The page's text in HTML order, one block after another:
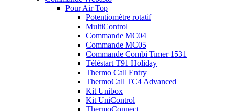
Pour Air Top
Potentiomètre rotatif
MultiControl
Commande MC04
Commande MC05
Commande Combi Timer 1531
Téléstart T91 Holiday
Thermo Call Entry
ThermoCall TC4 Advanced
Kit Unibox
Kit UniControl
ThermoConnect